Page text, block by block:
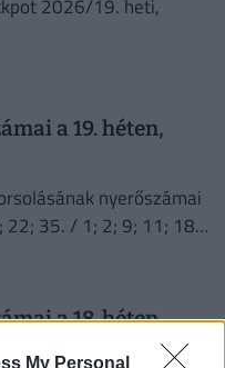
My Personal
2026/19. heti,
a 19. héten,
nyerőszámai
22; 35. / 1; 2; 9; 11; 18;
a 18. héten,